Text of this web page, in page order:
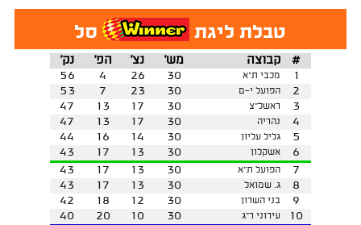
טבלת ליגת סל
נק' הפ' נצ' מש' קבוצה
#
56
4 26 30 מכבי ת"א
1
53
7 23 30 הפועל י-ם
2
47
13 17 30 ראשל"צ
3
47
13 17 30 נהריה
4
44
16 14 30 גליל עליון
5
43
17 13 30 אשקלון
6
43
17 13 30 הפועל ת"א
7
43
17 13 30 ג. שמואל
8
42
18 12 30 בני השרון
9
40
20 10 30 עירוני ר"ג
10